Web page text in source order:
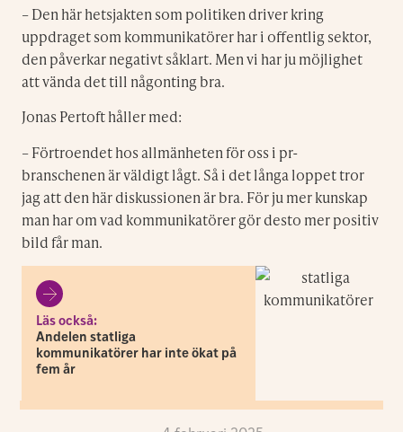
– Den här hetsjakten som politiken driver kring
uppdraget som kommunikatörer har i offentlig sektor,
den påverkar negativt såklart. Men vi har ju möjlighet
att vända det till någonting bra.
Jonas Pertoft håller med:
– Förtroendet hos allmänheten för oss i pr-
branschenen är väldigt lågt. Så i det långa loppet tror
jag att den här diskussionen är bra. För ju mer kunskap
man har om vad kommunikatörer gör desto mer positiv
bild får man.
Läs också:
Andelen statliga
kommunikatörer har inte ökat på
fem år